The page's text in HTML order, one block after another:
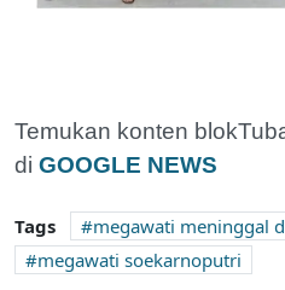
Temukan konten
di GOOGLE NEWS
Tags
megawati meninggal
megawati soekarnoputri